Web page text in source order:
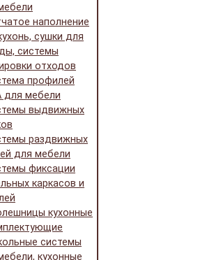
наполнение
сушки для
системы
отходов
профилей
для мебели
выдвижных
раздвижных
для мебели
фиксации
каркасов и
кухонные
системы
кухонные